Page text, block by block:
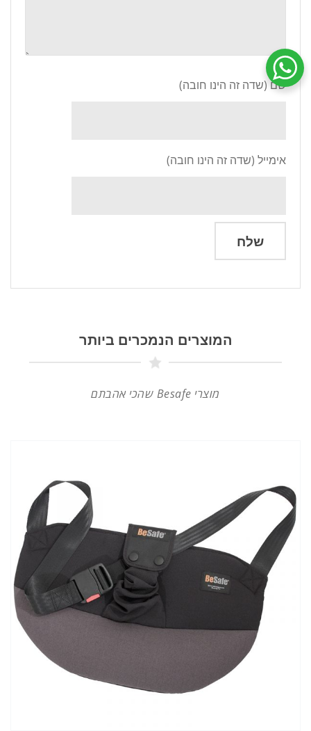
שם(שדה זה הינו חובה)
אימייל (שדה זה הינו חובה)
המוצרים הנמכרים ביותר
מוצרי Besafe שהכי אהבתם
שיחת ווטסאפ עם שירות הלקוחות